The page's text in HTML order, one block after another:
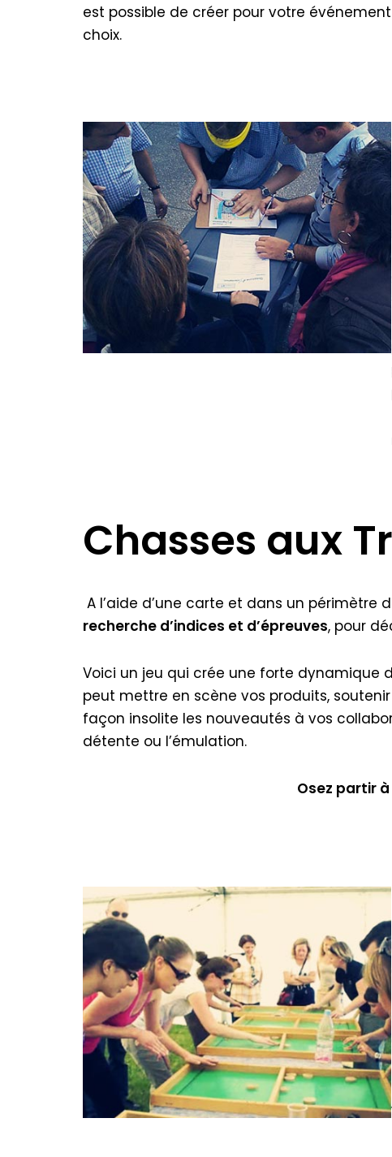
est possible de créer pour votre
choix.
Chasses aux
A l’aide d’une carte et dans un périmètre
recherche d’indices et d’épreuves, pour
Voici un jeu qui crée une forte dynamique
peut mettre en scène vos produits,
façon insolite les nouveautés à vos
détente ou l’émulation.
Osez partir